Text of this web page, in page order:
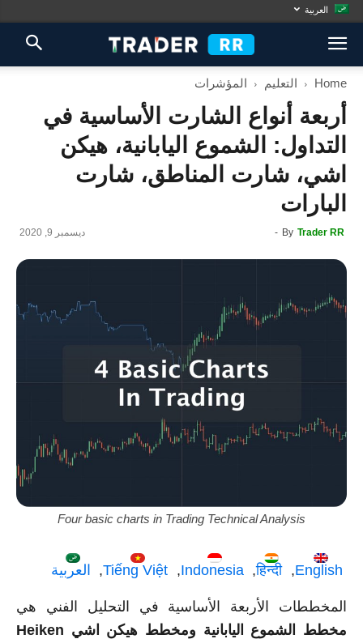
العربية
Home التعليم المؤشرات
أربعة أنواع الشارت الأساسية في
التداول: الشموع اليابانية، هيكن
اشي، شارت المناطق، شارت
البارات
By Trader RR
- ديسمبر 9, 2020
Four basic charts in Trading Technical Analysis
English
हिन्दी
Indonesia
Tiếng Việt العربية
المخططات الأربعة الأساسية في التحليل الفني هي
مخطط الشموع اليابانية
ومخطط هيكن اشي Heiken